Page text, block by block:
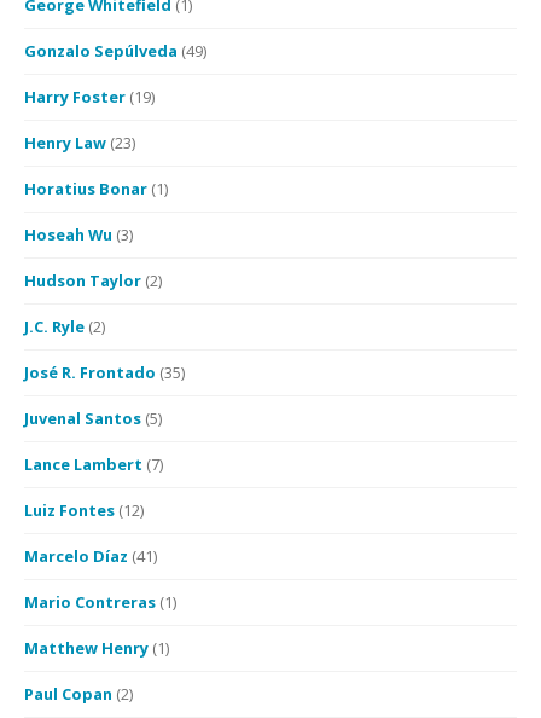
George Whitefield (1)
Gonzalo Sepúlveda (49)
Harry Foster (19)
Henry Law (23)
Horatius Bonar (1)
Hoseah Wu (3)
Hudson Taylor (2)
J.C. Ryle (2)
José R. Frontado (35)
Juvenal Santos (5)
Lance Lambert (7)
Luiz Fontes (12)
Marcelo Díaz (41)
Mario Contreras (1)
Matthew Henry (1)
Paul Copan (2)